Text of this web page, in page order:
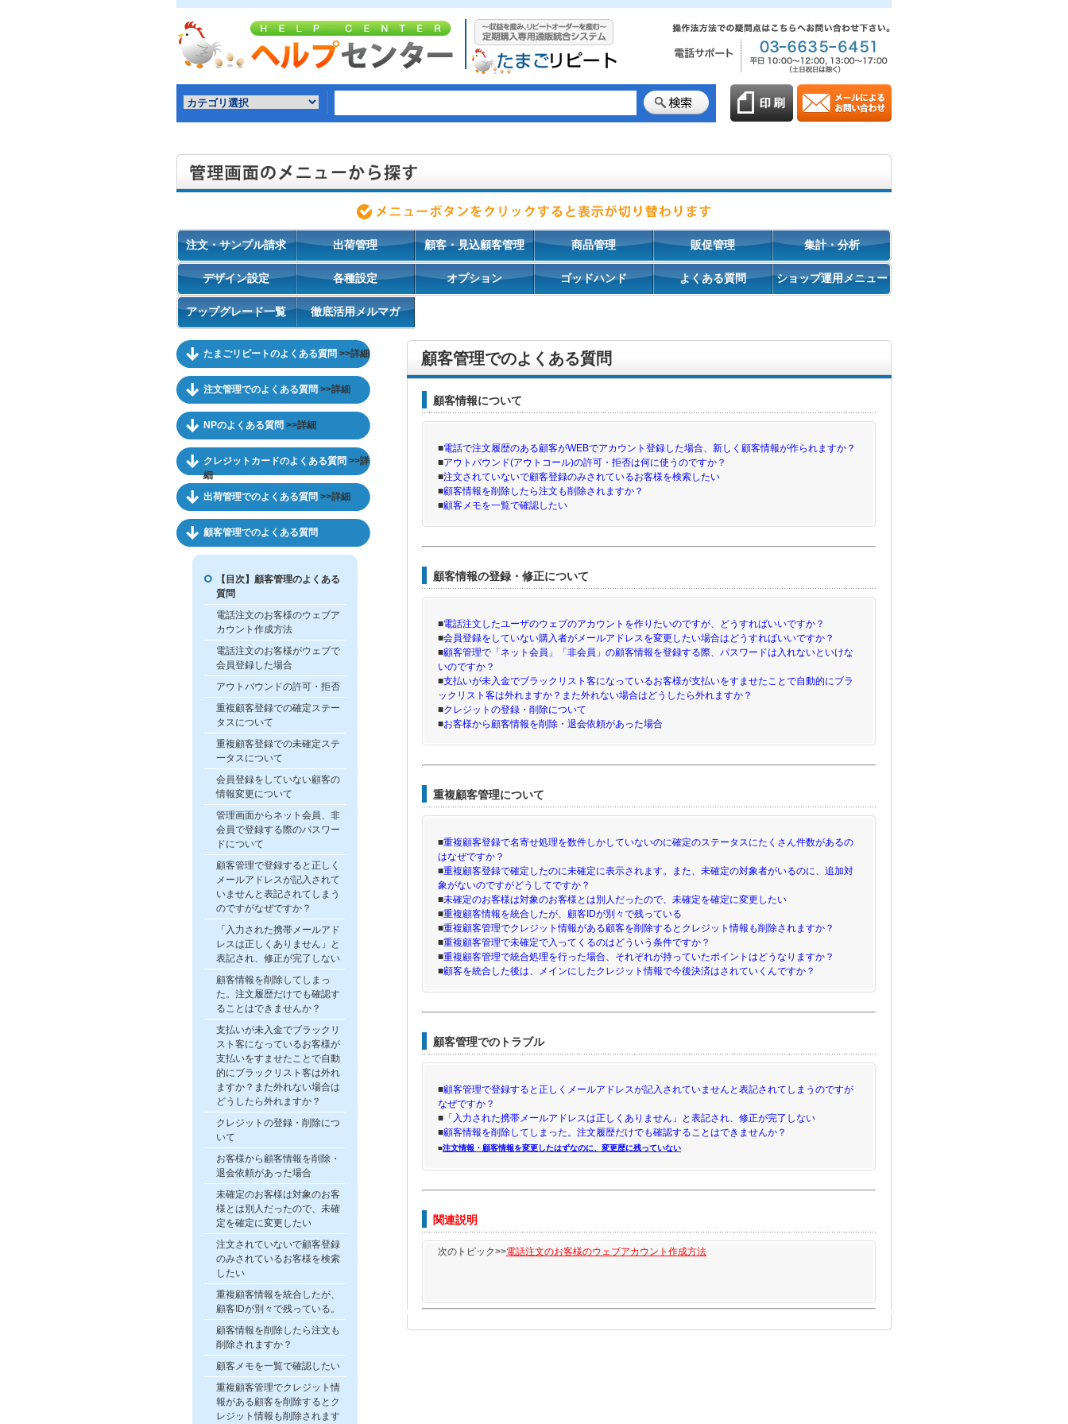
注文・サンプル請求 出荷管理 顧客・見込顧客管理 商品管理 販促管理 集計・分析
デザイン設定 各種設定 オプション ゴッドハンド よくある質問 ショップ運用メニュー
アップグレード一覧 徹底活用メルマガ
たまごリピートのよくある質問 >>詳細
注文管理でのよくある質問 >>詳細
NPのよくある質問 >>詳細
クレジットカードのよくある質問 >>詳
細
出荷管理でのよくある質問 >>詳細
顧客管理でのよくある質問
【目次】顧客管理のよくある
質問
電話注文のお客様のウェブア
カウント作成方法
電話注文のお客様がウェブで
会員登録した場合
アウトバウンドの許可・拒否
重複顧客登録での確定ステー
タスについて
重複顧客登録での未確定ステ
ータスについて
会員登録をしていない顧客の
情報変更について
管理画面からネット会員、非
会員で登録する際のパスワー
ドについて
顧客管理で登録すると正しく
メールアドレスが記入されて
いませんと表記されてしまう
のですがなぜですか？
「入力された携帯メールアド
レスは正しくありません」と
表記され、修正が完了しない
顧客情報を削除してしまっ
た。注文履歴だけでも確認す
ることはできませんか？
支払いが未入金でブラックリ
スト客になっているお客様が
支払いをすませたことで自動
的にブラックリスト客は外れ
ますか？また外れない場合は
どうしたら外れますか？
クレジットの登録・削除につ
いて
お客様から顧客情報を削除・
退会依頼があった場合
未確定のお客様は対象のお客
様とは別人だったので、未確
定を確定に変更したい
注文されていないで顧客登録
のみされているお客様を検索
したい
重複顧客情報を統合したが、
顧客IDが別々で残っている。
顧客情報を削除したら注文も
削除されますか？
顧客メモを一覧で確認したい
重複顧客管理でクレジット情
報がある顧客を削除するとク
レジット情報も削除されます
顧客管理でのよくある質問
顧客情報について
■電話で注文履歴のある顧客がWEBでアカウント登録した場合、新しく顧客情報が作られますか？
■アウトバウンド(アウトコール)の許可・拒否は何に使うのですか？
■注文されていないで顧客登録のみされているお客様を検索したい
■顧客情報を削除したら注文も削除されますか？
■顧客メモを一覧で確認したい
顧客情報の登録・修正について
■電話注文したユーザのウェブのアカウントを作りたいのですが、どうすればいいですか？
■会員登録をしていない購入者がメールアドレスを変更したい場合はどうすればいいですか？
■顧客管理で「ネット会員」「非会員」の顧客情報を登録する際、パスワードは入れないといけな
いのですか？
■支払いが未入金でブラックリスト客になっているお客様が支払いをすませたことで自動的にブラ
ックリスト客は外れますか？また外れない場合はどうしたら外れますか？
■クレジットの登録・削除について
■お客様から顧客情報を削除・退会依頼があった場合
重複顧客管理について
■重複顧客登録で名寄せ処理を数件しかしていないのに確定のステータスにたくさん件数があるの
はなぜですか？
■重複顧客登録で確定したのに未確定に表示されます。また、未確定の対象者がいるのに、追加対
象がないのですがどうしてですか？
■未確定のお客様は対象のお客様とは別人だったので、未確定を確定に変更したい
■重複顧客情報を統合したが、顧客IDが別々で残っている
■重複顧客管理でクレジット情報がある顧客を削除するとクレジット情報も削除されますか？
■重複顧客管理で未確定で入ってくるのはどういう条件ですか？
■重複顧客管理で統合処理を行った場合、それぞれが持っていたポイントはどうなりますか？
■顧客を統合した後は、メインにしたクレジット情報で今後決済はされていくんですか？
顧客管理でのトラブル
■顧客管理で登録すると正しくメールアドレスが記入されていませんと表記されてしまうのですが
なぜですか？
■ 「入力された携帯メールアドレスは正しくありません」と表記され、修正が完了しない
■顧客情報を削除してしまった。注文履歴だけでも確認することはできませんか？
■注文情報・顧客情報を変更したはずなのに、変更歴に残っていない
関連説明
次のトピック>>電話注文のお客様のウェブアカウント作成方法